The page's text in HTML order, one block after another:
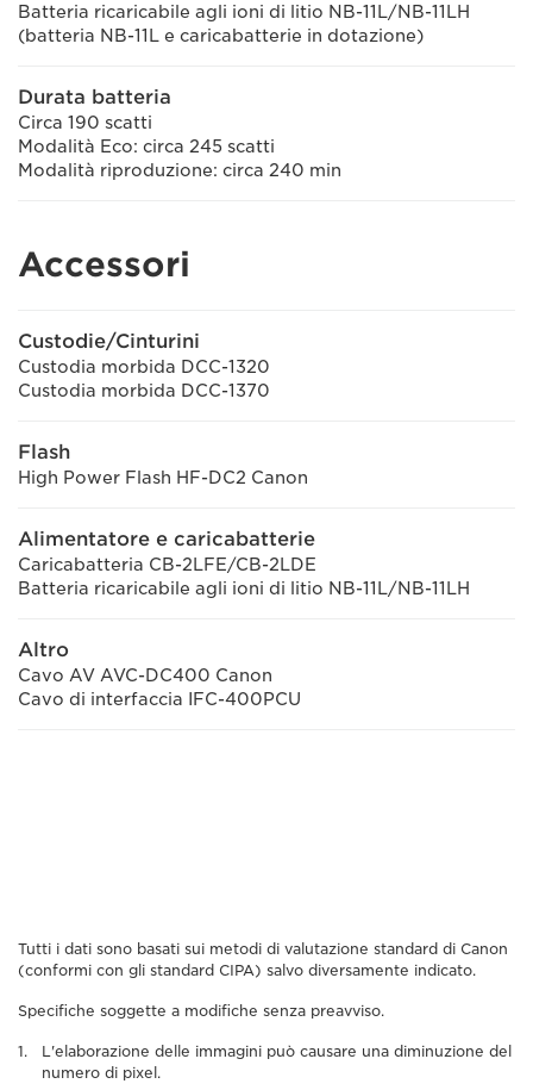
Batteria ricaricabile agli ioni di litio NB-11L/NB-11LH
(batteria NB-11L e caricabatterie in dotazione)
Durata batteria
Circa 190 scatti
Modalità Eco: circa 245 scatti
Modalità riproduzione: circa 240 min
Accessori
Custodie/Cinturini
Custodia morbida DCC-1320
Custodia morbida DCC-1370
Flash
High Power Flash HF-DC2 Canon
Alimentatore e caricabatterie
Caricabatteria CB-2LFE/CB-2LDE
Batteria ricaricabile agli ioni di litio NB-11L/NB-11LH
Altro
Cavo AV AVC-DC400 Canon
Cavo di interfaccia IFC-400PCU
Tutti i dati sono basati sui metodi di valutazione standard di Canon
(conformi con gli standard CIPA) salvo diversamente indicato.
Specifiche soggette a modifiche senza preavviso.
L'elaborazione delle immagini può causare una diminuzione del
numero di pixel.